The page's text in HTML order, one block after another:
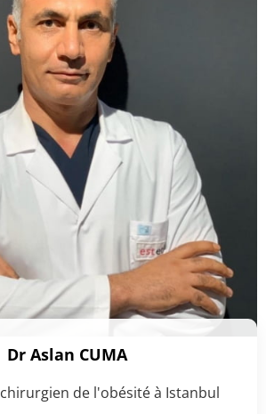
Dr Aslan CUMA
de l'obésité à Istanbul